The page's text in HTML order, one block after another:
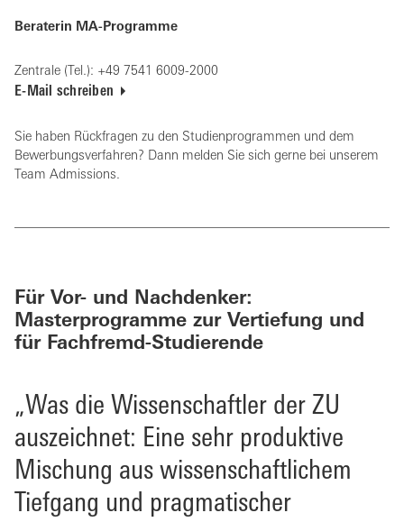
Beraterin MA-Programme
Zentrale (Tel.): +49 7541 6009-2000
E-Mail schreiben
Sie haben Rückfragen zu den Studienprogrammen und dem
Bewerbungsverfahren? Dann melden Sie sich gerne bei unserem
Team Admissions.
Für Vor- und Nachdenker:
Masterprogramme zur Vertiefung und
für Fachfremd-Studierende
„Was die Wissenschaftler der ZU
auszeichnet: Eine sehr produktive
Mischung aus wissenschaftlichem
Tiefgang und pragmatischer